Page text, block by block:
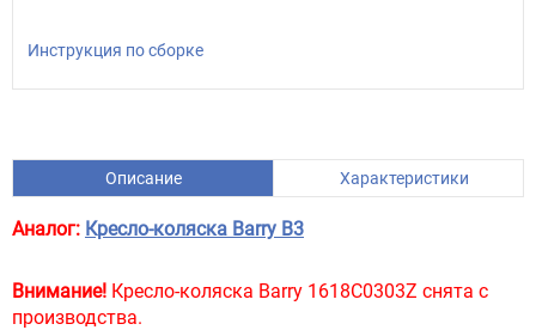
Инструкция по сборке
Описание Характеристики
Аналог: Кресло-коляска Barry B3
Внимание! Кресло-коляска Barry 1618С0303Z снята с
производства.